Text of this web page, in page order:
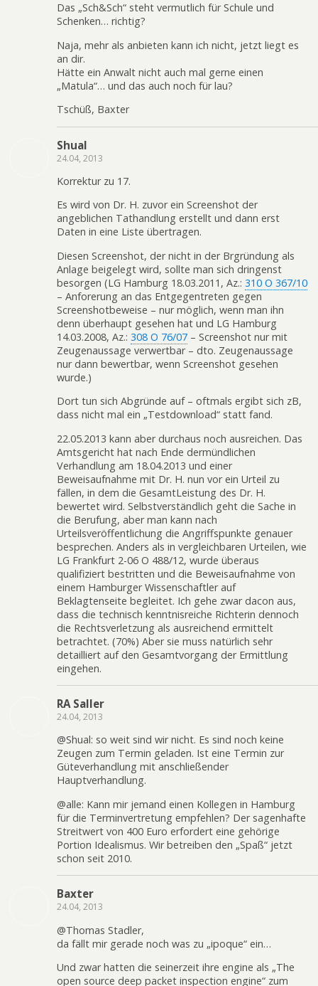
Das „Sch&Sch“ steht vermutlich für Schule und
Schenken… richtig?
Naja, mehr als anbieten kann ich nicht, jetzt liegt es
an dir.
Hätte ein Anwalt nicht auch mal gerne einen
„Matula“… und das auch noch für lau?
Tschüß, Baxter
Shual
24.04, 2013
Korrektur zu 17.
Es wird von Dr. H. zuvor ein Screenshot der
angeblichen Tathandlung erstellt und dann erst
Daten in eine Liste übertragen.
Diesen Screenshot, der nicht in der Brgründung als
Anlage beigelegt wird, sollte man sich dringenst
besorgen (LG Hamburg 18.03.2011, Az.: 310 O 367/10
– Anforerung an das Entgegentreten gegen
Screenshotbeweise – nur möglich, wenn man ihn
denn überhaupt gesehen hat und LG Hamburg
14.03.2008, Az.: 308 O 76/07 – Screenshot nur mit
Zeugenaussage verwertbar – dto. Zeugenaussage
nur dann bewertbar, wenn Screenshot gesehen
wurde.)
Dort tun sich Abgründe auf – oftmals ergibt sich zB,
dass nicht mal ein „Testdownload“ statt fand.
22.05.2013 kann aber durchaus noch ausreichen. Das
Amtsgericht hat nach Ende dermündlichen
Verhandlung am 18.04.2013 und einer
Beweisaufnahme mit Dr. H. nun vor ein Urteil zu
fällen, in dem die GesamtLeistung des Dr. H.
bewertet wird. Selbstverständlich geht die Sache in
die Berufung, aber man kann nach
Urteilsveröffentlichung die Angriffspunkte genauer
besprechen. Anders als in vergleichbaren Urteilen, wie
LG Frankfurt 2-06 O 488/12, wurde überaus
qualifiziert bestritten und die Beweisaufnahme von
einem Hamburger Wissenschaftler auf
Beklagtenseite begleitet. Ich gehe zwar dacon aus,
dass die technisch kenntnisreiche Richterin dennoch
die Rechtsverletzung als ausreichend ermittelt
betrachtet. (70%) Aber sie muss natürlich sehr
detailliert auf den Gesamtvorgang der Ermittlung
eingehen.
RA Saller
24.04, 2013
@Shual: so weit sind wir nicht. Es sind noch keine
Zeugen zum Termin geladen. Ist eine Termin zur
Güteverhandlung mit anschließender
Hauptverhandlung.
@alle: Kann mir jemand einen Kollegen in Hamburg
für die Terminvertretung empfehlen? Der sagenhafte
Streitwert von 400 Euro erfordert eine gehörige
Portion Idealismus. Wir betreiben den „Spaß“ jetzt
schon seit 2010.
Baxter
24.04, 2013
@Thomas Stadler,
da fällt mir gerade noch was zu „ipoque“ ein…
Und zwar hatten die seinerzeit ihre engine als „The
open source deep packet inspection engine“ zum